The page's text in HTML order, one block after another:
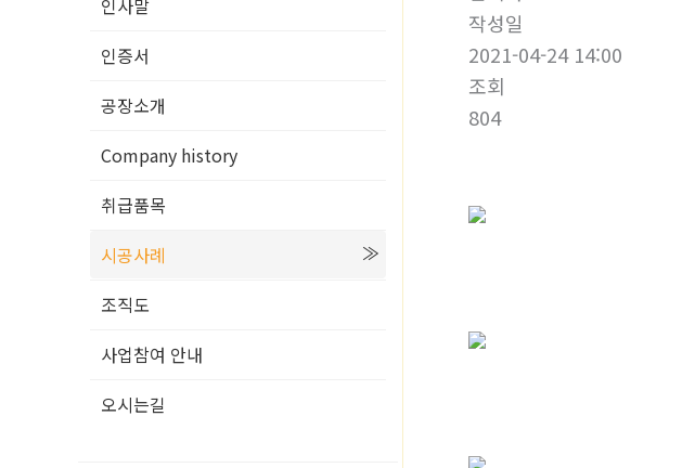
인사말
인증서
공장소개
Company history
취급품목
시공사례
조직도
사업참여 안내
오시는길
작성일
2021-04-24 14:00
조회
804